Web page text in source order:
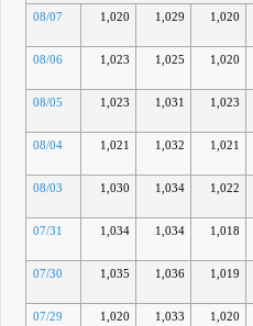
08/07
1,020 1,029 1,020
08/06 1,023 1,025 1,020
08/05 1,023 1,031 1,023
08/04 1,021 1,032 1,021
08/03 1,030 1,034 1,022
07/31 1,034 1,034 1,018
07/30 1,035 1,036 1,019
07/29 1,020 1,033 1,020